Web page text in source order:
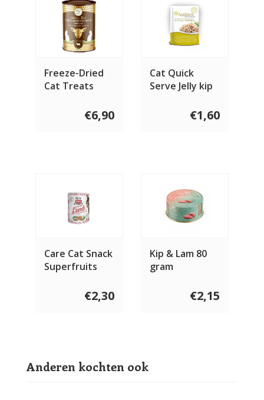
Freeze-Dried
Cat Treats
€6,90
Cat Quick
Serve Jelly kip
€1,60
Care Cat Snack
Superfruits
€2,30
Kip & Lam 80
gram
€2,15
Anderen kochten ook